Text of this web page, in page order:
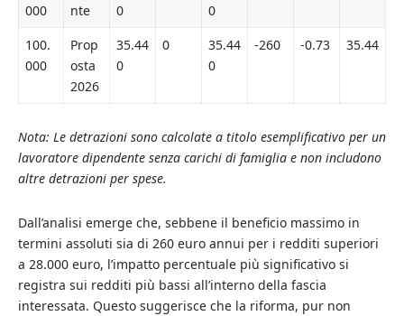
000
nte
0
0
100.
000
Prop
osta
2026
35.44
0
0
35.44
0
-260 -0.73 35.44
Nota: Le detrazioni sono calcolate a titolo esemplificativo per un
lavoratore dipendente senza carichi di famiglia e non includono
altre detrazioni per spese.
Dall’analisi emerge che, sebbene il beneficio massimo in
termini assoluti sia di 260 euro annui per i redditi superiori
a 28.000 euro, l’impatto percentuale più significativo si
registra sui redditi più bassi all’interno della fascia
interessata. Questo suggerisce che la riforma, pur non